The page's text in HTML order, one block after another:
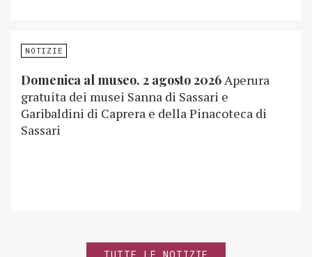
NOTIZIE
Domenica al museo. 2 agosto 2026Aperura
gratuita dei musei Sanna di Sassari e
Garibaldini di Caprera e della Pinacoteca di
Sassari